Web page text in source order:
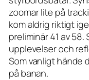
zoomar lite på
kom aldrig riktigt
preliminär 41 av 58.
upplevelser och
Som vanligt hände
på banan.